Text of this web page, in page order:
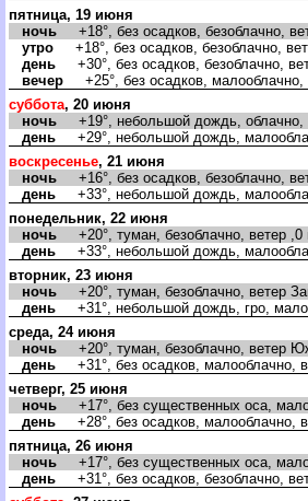
пятница, 19 июня
ночь +18°, без осадков, безоблачно,
утро +18°, без осадков, безоблачно,
день +30°, без осадков, безоблачно,
ечер +25°, без осадков, малооблачно,
суббота, 20 июня
ночь +19°, небольшой дождь,
день +29°, небольшой дождь,
оскресенье, 21 июня
ночь +16°, без осадков, безоблачно,
день +33°, небольшой дождь,
понедельник, 22 июня
ночь +20°, туман, безоблачно, ветер ,0
день +33°, небольшой дождь,
торник, 23 июня
ночь +20°, туман, безоблачно, ветер
день +31°, небольшой дождь, гро,
среда, 24 июня
ночь +20°, туман, безоблачно, ветер
день +31°, без осадков, малооблачно,
четверг, 25 июня
ночь +17°, без существенных оса,
день +28°, без осадков, малооблачно,
пятница, 26 июня
ночь +17°, без существенных оса,
день +31°, без осадков, безоблачно,